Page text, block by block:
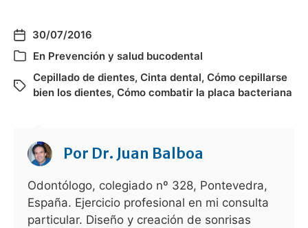
30/07/2016
En Prevención y salud bucodental
Cepillado de dientes, Cinta dental, Cómo cepillarse
bien los dientes, Cómo combatir la placa bacteriana
Por Dr. Juan Balboa
Odontólogo, colegiado nº 328, Pontevedra,
España. Ejercicio profesional en mi consulta
particular. Diseño y creación de sonrisas